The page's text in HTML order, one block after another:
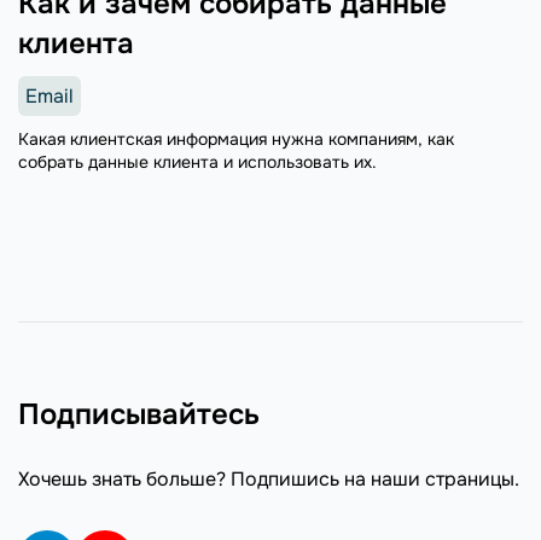
клиента
Email
Какая клиентская информация нужна компаниям, как
собрать данные клиента и использовать их.
Подписывайтесь
Хочешь знать больше? Подпишись на наши страницы.